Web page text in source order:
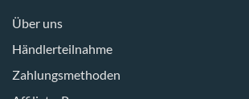
Über uns
Händlerteilnahme
Zahlungsmethoden